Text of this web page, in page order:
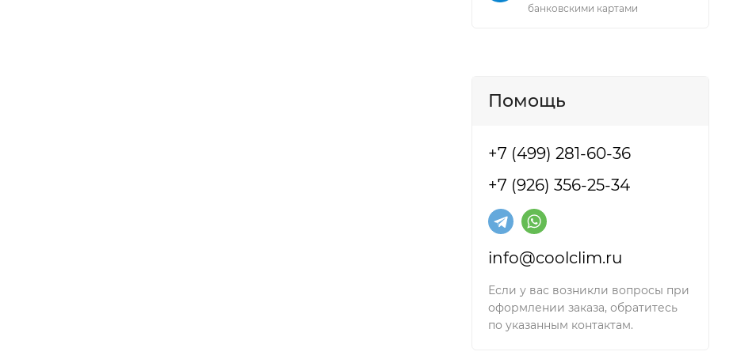
банковскими картами
Помощь
+7 (499) 281-60-36
+7 (926) 356-25-34
info@coolclim.ru
Если у вас возникли вопросы при
оформлении заказа, обратитесь
по указанным контактам.